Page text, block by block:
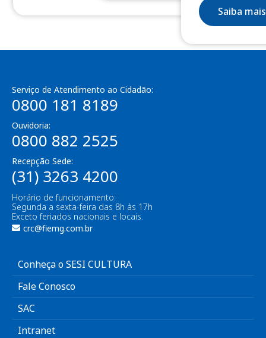
Saiba mais
Serviço de Atendimento ao Cidadão:
0800 181 8189
Ouvidoria:
0800 882 2525
Recepção Sede:
(31) 3263 4200
Horário de funcionamento:
Segunda a sexta-feira das 8h às 17h
Exceto feriados nacionais e locais.
crc@fiemg.com.br
Conheça o SESI CULTURA
Fale Conosco
SAC
Intranet